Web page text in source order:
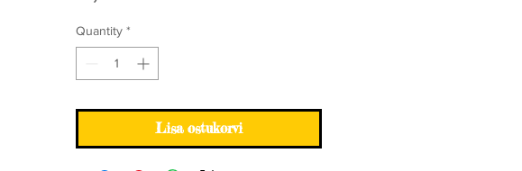
Quantity *
Lisa ostukorvi